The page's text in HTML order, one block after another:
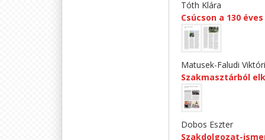
Tóth Klára
Csúcson a 130
Matusek-Faludi
Szakmasztárból
Dobos Eszter
Szakdolgozat-